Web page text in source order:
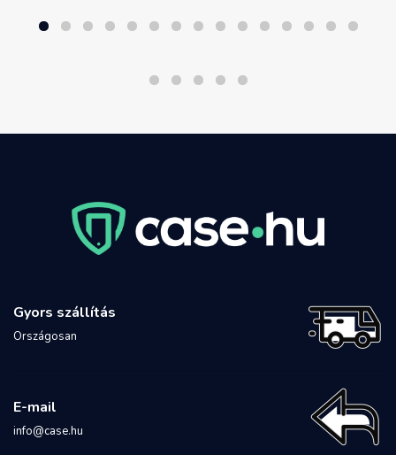
Gyors szállítás
Országosan
E-mail
info@case.hu